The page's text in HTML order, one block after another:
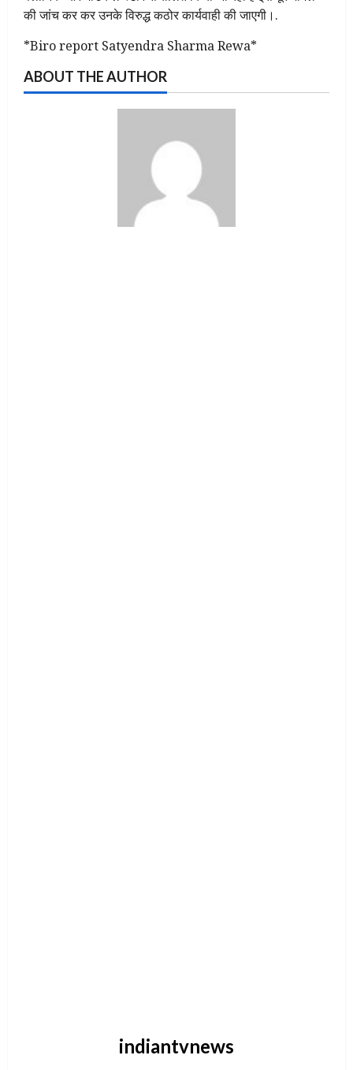
की जांच कर कर उनके विरुद्ध कठोर कार्यवाही की जाएगी।.
*Biro report Satyendra Sharma Rewa*
ABOUT THE AUTHOR
indiantvnews